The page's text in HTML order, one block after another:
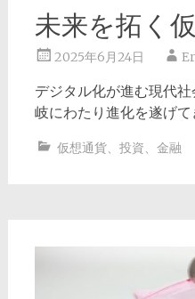
未来を拓く
2025年6月24日
デジタル化が進む現代
岐にわたり進化を遂げて
仮想通貨、 投資、 金融